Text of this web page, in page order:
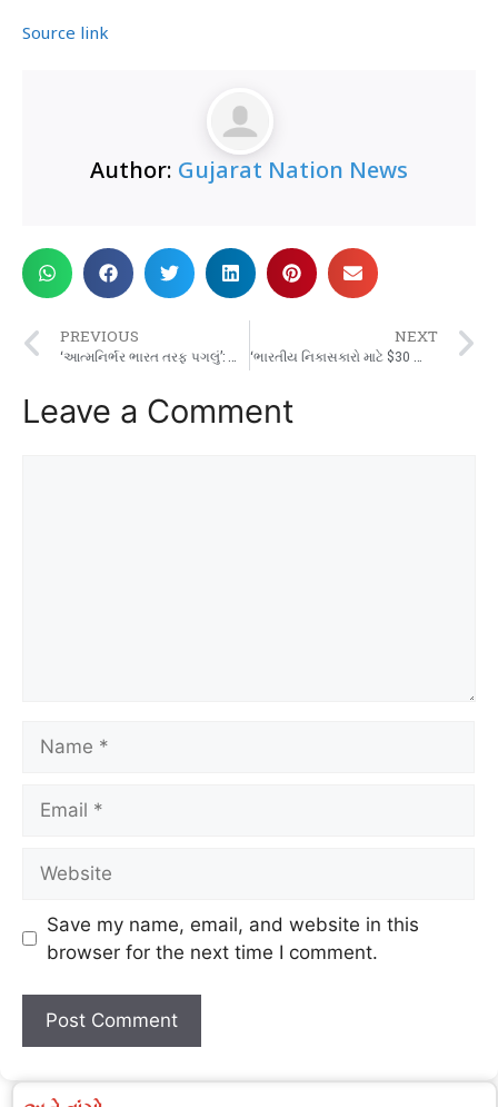
Source link
Author: Gujarat Nation News
PREVIOUS NEXT
Leave a Comment
Save my name, email, and website in this
browser for the next time I comment.